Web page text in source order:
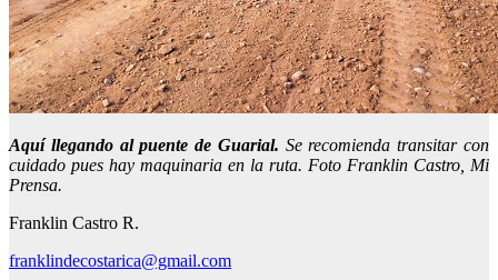
Aquí llegando al puente de Guarial. Se recomienda transitar con
cuidado pues hay maquinaria en la ruta. Foto Franklin Castro, Mi
Prensa.
Franklin Castro R.
franklindecostarica@gmail.com